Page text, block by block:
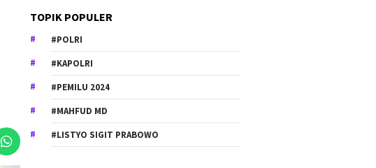
TOPIK POPULER
#POLRI
#KAPOLRI
#PEMILU 2024
#MAHFUD MD
#LISTYO SIGIT PRABOWO